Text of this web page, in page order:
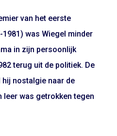
van het eerste
was Wiegel minder
in zijn persoonlijk
terug uit de politiek. De
hij nostalgie naar de
leer was getrokken tegen